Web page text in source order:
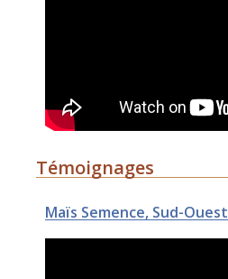
Témoignages
Maïs Semence, Sud-Ouest